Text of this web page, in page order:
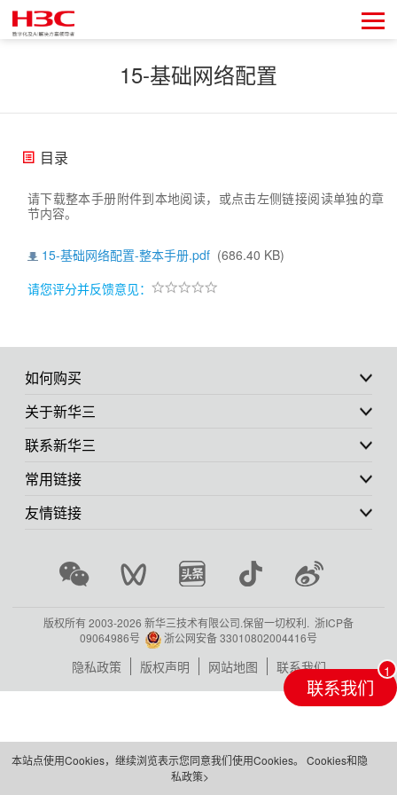
15-基础网络配置
目录
请下载整本手册附件到本地阅读，或点击左侧链接阅读单独的章
节内容。
15-基础网络配置-整本手册.pdf (686.40 KB)
请您评分并反馈意见：
如何购买
关于新华三
联系新华三
常用链接
友情链接
版权所有 2003-2026 新华三技术有限公司.保留一切权利. 浙ICP备
09064986号
浙公网安备 33010802004416号
隐私政策 版权声明 网站地图 联系我们
联系我们
本站点使用Cookies，继续浏览表示您同意我们使用Cookies。 Cookies和隐
私政策>